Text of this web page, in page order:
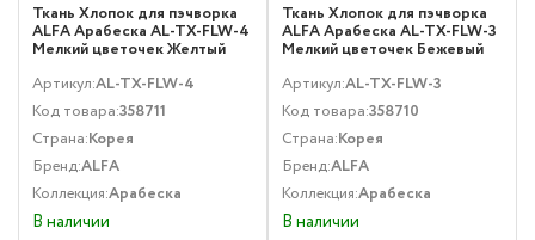
Ткань Хлопок для пэчворка
ALFA Арабеска AL-TX-FLW-4
Мелкий цветочек Желтый
Артикул:AL-TX-FLW-4
Код товара:358711
Страна:Корея
Бренд:ALFA
Коллекция:Арабеска
В наличии
Ткань Хлопок для пэчворка
ALFA Арабеска AL-TX-FLW-3
Мелкий цветочек Бежевый
Артикул:AL-TX-FLW-3
Код товара:358710
Страна:Корея
Бренд:ALFA
Коллекция:Арабеска
В наличии